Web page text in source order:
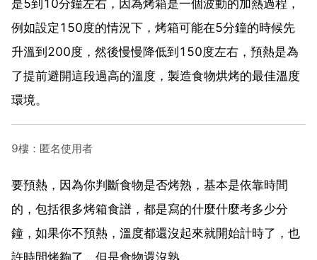
是5到10分鐘左右，因為烤箱是一個波動的加熱過程，
例如設定150度的情況下，烤箱可能在5分鐘的時候先
升溫到200度，然後慢慢降低到150度左右，預熱是為
了提前避開這段過高的溫度，製造食物烘烤的最佳溫度
環境。
9樓：匿名使用者
要預熱，因為你判斷食物是否烤熟，基本是依靠時間
的，包括很多烤箱食譜，都是寫的什麼什麼考多少分
鐘，如果你不預熱，溫度都還沒起來就開始計時了，也
許時間烤夠了，但是食物還沒熟。